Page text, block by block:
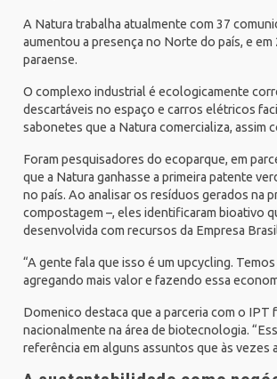
A Natura trabalha atualmente com 37
aumentou a presença no Norte do país, e
paraense.
O complexo industrial é ecologicamente
descartáveis no espaço e carros elétricos
sabonetes que a Natura comercializa,
Foram pesquisadores do ecoparque, em
que a Natura ganhasse a primeira patente
no país. Ao analisar os resíduos gerados na
compostagem –, eles identificaram bioativo
desenvolvida com recursos da Empresa
“A gente fala que isso é um upcycling.
agregando mais valor e fazendo essa
Domenico destaca que a parceria com o
nacionalmente na área de biotecnologia.
referência em alguns assuntos que às vezes